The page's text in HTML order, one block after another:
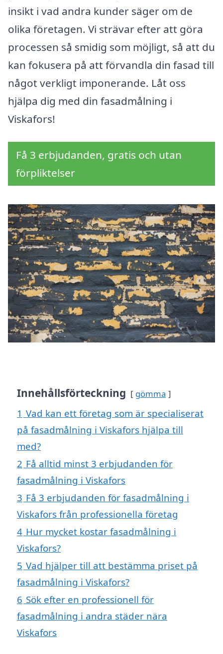
insikt i vad andra kunder säger om de
olika företagen. Vi strävar efter att göra
processen så smidig som möjligt, så att du
kan fokusera på att förvandla din fasad till
något verkligt imponerande. Låt oss
hjälpa dig med din fasadmålning i
Viskafors!
Få 3 erbjudanden, gratis och utan
förpliktelser
Innehållsförteckning gömma
1 Vad kan ett företag som är specialiserat
på fasadmålning i Viskafors hjälpa till
med?
2 Få alltid minst 3 erbjudanden för
fasadmålning i Viskafors
3 Få 3 erbjudanden för fasadmålning i
Viskafors från professionella företag
4 Hur mycket kostar fasadmålning i
Viskafors?
5 Vad hjälper till att bestämma priset på
fasadmålning i Viskafors?
6 Sök efter en professionell för
fasadmålning i andra städer nära
Viskafors